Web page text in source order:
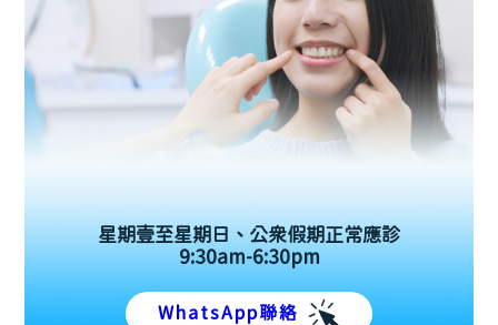
星期壹至星期日、公眾假期正常應診
9:30am-6:30pm
WhatsApp聯絡